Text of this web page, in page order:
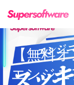
【無料
エンジ